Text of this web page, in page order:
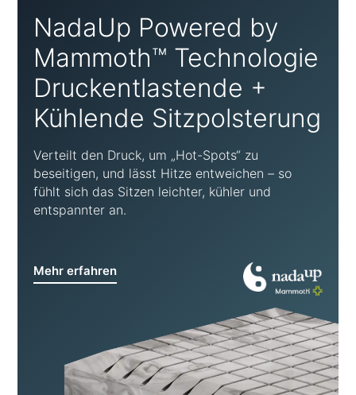
NadaUp Powered by
Mammoth™ Technologie
Druckentlastende +
Kühlende Sitzpolsterung
Verteilt den Druck, um „Hot-Spots“ zu
beseitigen, und lässt Hitze entweichen – so
fühlt sich das Sitzen leichter, kühler und
entspannter an.
Mehr erfahren